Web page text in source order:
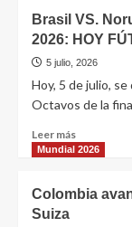
Brasil VS.
2026: HOY
5 julio, 2026
Hoy, 5 de julio,
Octavos de la
Leer más
Mundial 2026
Colombia
Suiza